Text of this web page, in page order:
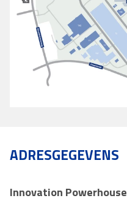
ADRESGEGEVENS
Innovation Powerhouse